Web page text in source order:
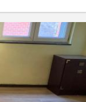
Pratiques
Loyer:
410 €
Charges:
5-6 mois
Domiciliation: